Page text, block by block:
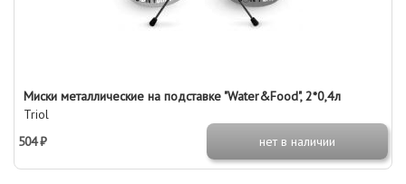
Миски металлические на подставке "Water&Food", 2*0,4л
Triol
504 ₽
нет в наличии